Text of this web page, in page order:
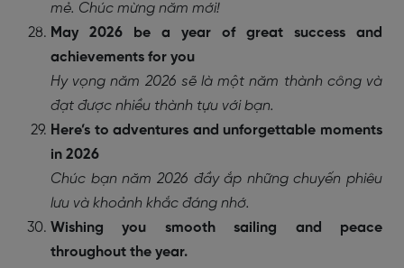
mẻ. Chúc mừng năm mới!
May 2026 be a year of great success and
achievements for you
Hy vọng năm 2026 sẽ là một năm thành công và
đạt được nhiều thành tựu với bạn.
Here’s to adventures and unforgettable moments
in 2026
Chúc bạn năm 2026 đầy ắp những chuyến phiêu
lưu và khoảnh khắc đáng nhớ.
Wishing you smooth sailing and peace
throughout the year.